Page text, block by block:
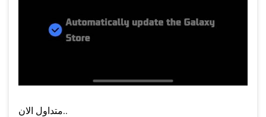
متداول الان..